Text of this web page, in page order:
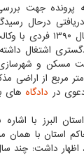
پرونده جهت
درحال
یکی از این موارد در
اشتغال
مسکن و شهرسازی
به ۲۱ هزار متر مربع از
در دادگاه های
البرز با اشاره
استان با
اظهار داشت: چند